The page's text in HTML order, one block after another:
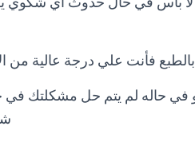
بالطبع فأنت علي درجة عالية من